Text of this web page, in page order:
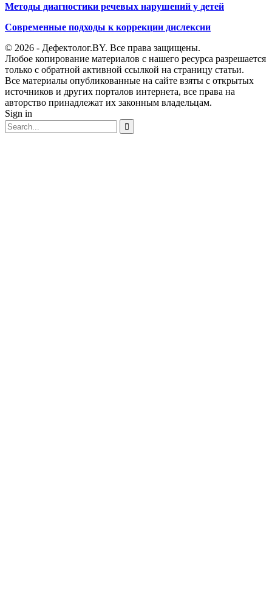
Методы диагностики речевых нарушений у детей
Современные подходы к коррекции дислексии
© 2026 - Дефектолог.BY. Все права защищены.
Любое копирование материалов с нашего ресурса разрешается
только с обратной активной ссылкой на страницу статьи.
Все материалы опубликованные на сайте взяты с открытых
источников и других порталов интернета, все права на
авторство принадлежат их законным владельцам.
Sign in